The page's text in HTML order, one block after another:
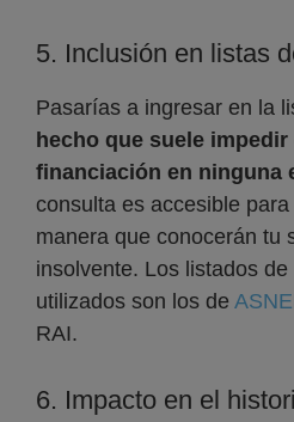
5. Inclusión en listas
Pasarías a ingresar en la
hecho que suele impedir
financiación en ninguna
consulta es accesible
manera que conocerán tu
insolvente. Los listados
utilizados son los de
RAI.
6. Impacto en el